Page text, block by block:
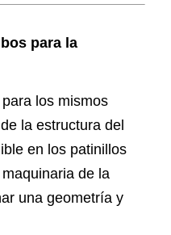
para la
los mismos
la estructura del
en los patinillos
de la
una geometría y